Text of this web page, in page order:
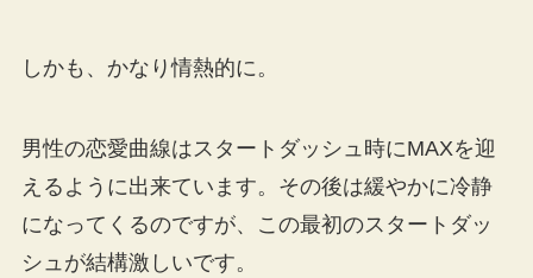
しかも、かなり情熱的に。
男性の恋愛曲線はスタートダッシュ時にMAXを迎
えるように出来ています。その後は緩やかに冷静
になってくるのですが、この最初のスタートダッ
シュが結構激しいです。